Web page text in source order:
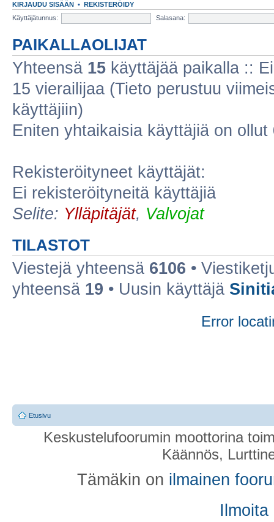
KIRJAUDU SISÄÄN • REKISTERÖIDY
Käyttäjätunnus:
Salasana:
PAIKALLAOLIJAT
Yhteensä 15 käyttäjää paikalla ::
15 vierailijaa (Tieto perustuu
käyttäjiin)
Eniten yhtaikaisia käyttäjiä on ollut
Rekisteröityneet käyttäjät:
Ei rekisteröityneitä käyttäjiä
Selite: Ylläpitäjät, Valvojat
TILASTOT
Viestejä yhteensä 6106 •
yhteensä 19 • Uusin käyttäjä
Error
Etusivu
Keskustelufoorumin moottorina
Käännös,
Tämäkin on ilmainen